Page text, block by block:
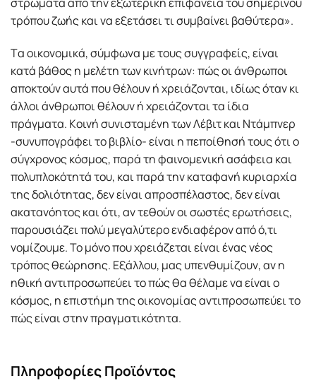
τρόπου ζωής και να εξετάσει τι συμβαίνει βαθύτερα».
Tα οικονομικά, σύμφωνα με τους συγγραφείς, είναι
κατά βάθος η μελέτη των κινήτρων: πώς οι άνθρωποι
αποκτούν αυτά που θέλουν ή χρειάζονται, ιδίως όταν κι
άλλοι άνθρωποι θέλουν ή χρειάζονται τα ίδια
πράγματα. Kοινή συνισταμένη των Λέβιτ και Ντάμπνερ
-συνυπογράφει το βιβλίο- είναι η πεποίθησή τους ότι ο
σύγχρονος κόσμος, παρά τη φαινομενική ασάφεια και
πολυπλοκότητά του, και παρά την καταφανή κυριαρχία
της δολιότητας, δεν είναι απροσπέλαστος, δεν είναι
ακατανόητος και ότι, αν τεθούν οι σωστές ερωτήσεις,
παρουσιάζει πολύ μεγαλύτερο ενδιαφέρον από ό,τι
νομίζουμε. Το μόνο που χρειάζεται είναι ένας νέος
τρόπος θεώρησης. Εξάλλου, μας υπενθυμίζουν, αν η
ηθική αντιπροσωπεύει το πώς θα θέλαμε να είναι ο
κόσμος, η επιστήμη της οικονομίας αντιπροσωπεύει το
πώς είναι στην πραγματικότητα.
Πληροφορίες Προϊόντος